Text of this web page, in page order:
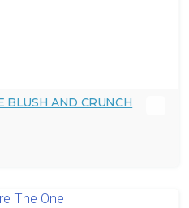
BLUSH AND CRUNCH